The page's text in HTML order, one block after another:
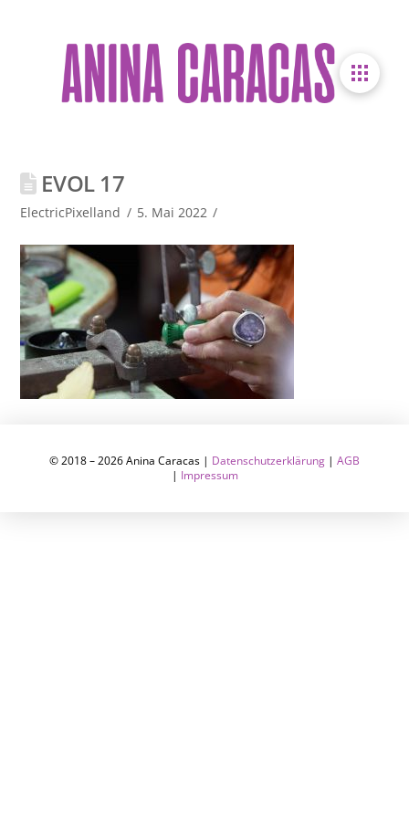
EVOL 17
ElectricPixelland 5. Mai 2022
© 2018 – 2026 Anina Caracas | Datenschutzerklärung | AGB
| Impressum